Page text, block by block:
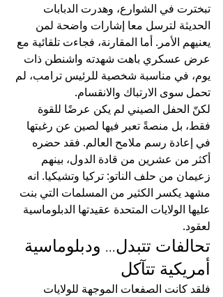
تبخترت في الشوارع، وهدرت الدبابات
الحديثة لترسل معا إشارات واضحة لمن
يعنيهم الأمر. أما المقارنة، فجاءت تلقائية مع
عرض عسكري باهت شهدته واشنطن ذات
يوم، في مناسبة شخصية للرئيس ترامب، لم
تحمل سوى الارتباك والانقسام.
لكنّ الحفل الصيني لم يكن عرضًا للقوة
فقط، بل منصةً تعبر فيها لصين عن رغبتها
في إعادة رسم ملامح العالم. فقد حضره
أكثر من عشرين من قادة الدول، بينهم
زعيمان من حلف الناتو: تركيا وتشيكيا. انه
مشهد يكسر الكثير من المسلمات التي بنت
عليها الولايات المتحدة عقيدتها الدبلوماسية
لعقود.
تحالفات تتبدل... ودبلوماسية
أمريكية تتآكل
فلقد كانت الصفعات الموجهة للولايات